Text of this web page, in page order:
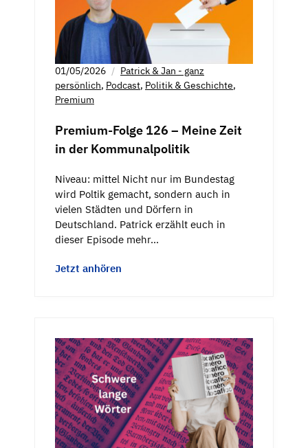
01/05/2026
Patrick & Jan - ganz
persönlich, Podcast, Politik & Geschichte,
Premium
Premium-Folge 126 – Meine Zeit
in der Kommunalpolitik
Niveau: mittel Nicht nur im Bundestag
wird Poltik gemacht, sondern auch in
vielen Städten und Dörfern in
Deutschland. Patrick erzählt euch in
dieser Episode mehr…
Jetzt anhören